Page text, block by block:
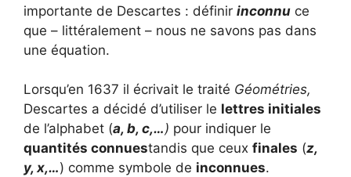
importante de Descartes : définir inconnu ce
que – littéralement – ​​nous ne savons pas dans
une équation.
Lorsqu’en 1637 il écrivait le traité Géométries,
Descartes a décidé d’utiliser le lettres initiales
de l’alphabet (a, b, c,…) pour indiquer le
quantités connuestandis que ceux finales (z,
y, x,…) comme symbole de inconnues.